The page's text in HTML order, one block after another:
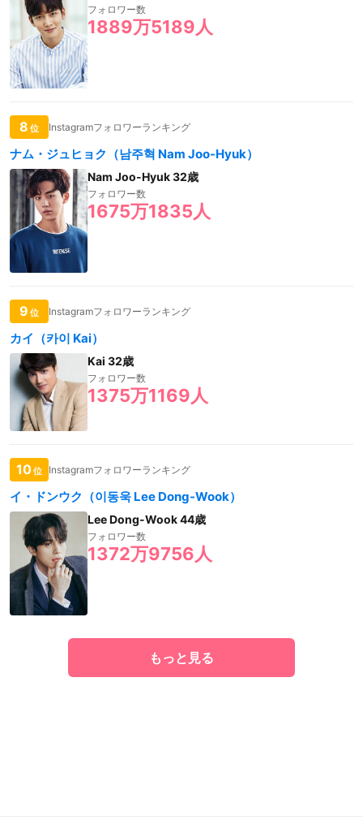
フォロワー数
1889万5189人
8 位 Instagramフォロワーランキング
ナム・ジュヒョク（남주혁 Nam Joo-Hyuk）
Nam Joo-Hyuk 32歳
フォロワー数
1675万1835人
9 位 Instagramフォロワーランキング
カイ（카이 Kai）
Kai 32歳
フォロワー数
1375万1169人
10位 Instagramフォロワーランキング
イ・ドンウク（이동욱 Lee Dong-Wook）
Lee Dong-Wook 44歳
フォロワー数
1372万9756人
もっと見る